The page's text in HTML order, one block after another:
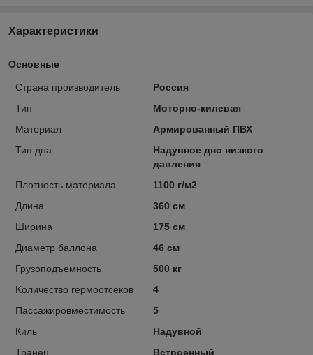
Характеристики
Основные
Страна производитель
Россия
Тип
Моторно-килевая
Материал
Армированный ПВХ
Тип дна
Надувное дно низкого
давления
Плотность материала
1100 г/м2
Длина
360 см
Ширина
175 см
Диаметр баллона
46 см
Грузоподъемность
500 кг
Kоличество гермоотсеков
4
Пассажировместимость
5
Киль
Надувной
Транец
Встроенный